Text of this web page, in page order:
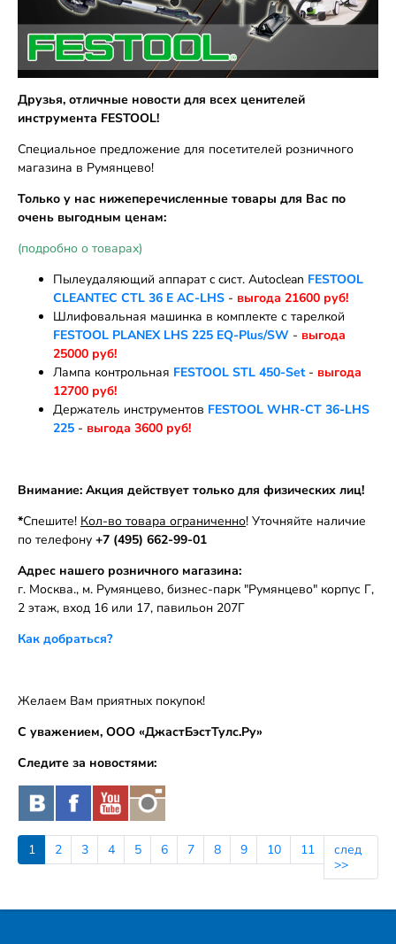
Друзья, отличные новости для всех ценителей
инструмента FESTOOL!
Специальное предложение для посетителей розничного
магазина в Румянцево!
Только у нас нижеперечисленные товары для Вас по
очень выгодным ценам:
(подробно о товарах)
Пылеудаляющий аппарат c cист. Autoclean FESTOOL
CLEANTEC CTL 36 E AC-LHS - выгода 21600 руб!
Шлифовальная машинка в комплекте с тарелкой
FESTOOL PLANEX LHS 225 EQ-Plus/SW - выгода
25000 руб!
Лампа контрольная FESTOOL STL 450-Set- выгода
12700 руб!
Держатель инструментов FESTOOL WHR-CT 36-LHS
225 - выгода 3600 руб!
Внимание: Акция действует только для физических лиц!
*Спешите! Кол-во товара ограниченно! Уточняйте наличие
по телефону +7 (495) 662-99-01
Адрес нашего розничного магазина:
г. Москва., м. Румянцево, бизнес-парк "Румянцево" корпус Г,
2 этаж, вход 16 или 17, павильон 207Г
Как добраться?
Желаем Вам приятных покупок!
С уважением, ООО «ДжастБэстТулс.Ру»
Следите за новостями:
1 2 3 4 5 6 7 8 9 10 11
след
>>